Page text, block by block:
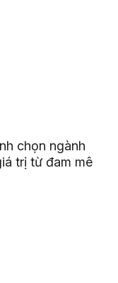
chọn ngành
trị từ đam mê